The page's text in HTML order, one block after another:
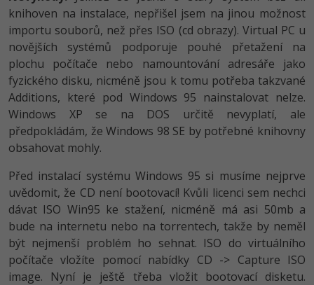
knihoven na instalace, nepřišel jsem na jinou možnost
importu souborů, než přes ISO (cd obrazy). Virtual PC u
novějších systémů podporuje pouhé přetažení na
plochu počítače nebo namountování adresáře jako
fyzického disku, nicméně jsou k tomu potřeba takzvané
Additions, které pod Windows 95 nainstalovat nelze.
Windows XP se na DOS určitě nevyplatí, ale
předpokládám, že Windows 98 SE by potřebné knihovny
obsahovat mohly.
Před instalací systému Windows 95 si musíme nejprve
uvědomit, že CD není bootovací! Kvůli licenci sem nechci
dávat ISO Win95 ke stažení, nicméně má asi 50mb a
bude na internetu nebo na torrentech, takže by neměl
být nejmenší problém ho sehnat. ISO do virtuálního
počítače vložíte pomocí nabídky CD -> Capture ISO
image. Nyní je ještě třeba vložit bootovací disketu.